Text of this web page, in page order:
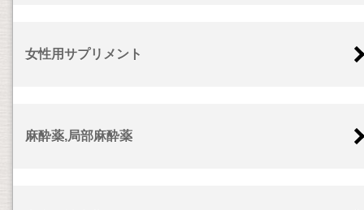
女性用サプリメント
麻酔薬,局部麻酔薬